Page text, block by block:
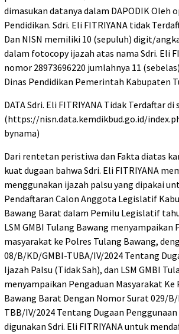
dimasukan datanya dalam DAPODIK Oleh
Pendidikan. Sdri. Eli FITRIYANA tidak
Dan NISN memiliki 10 (sepuluh) digit/
dalam fotocopy ijazah atas nama Sdri. Eli
nomor 28973696220 jumlahnya 11
Dinas Pendidikan Pemerintah Kabupaten
DATA Sdri. Eli FITRIYANA Tidak Terdaftar
(https://nisn.data.kemdikbud.go.id/
bynama)
Dari rentetan peristiwa dan Fakta diatas
kuat dugaan bahwa Sdri. Eli FITRIYANA
menggunakan ijazah palsu yang dipakai
Pendaftaran Calon Anggota Legislatif
Bawang Barat dalam Pemilu Legislatif
LSM GMBI Tulang Bawang menyampaikan
masyarakat ke Polres Tulang Bawang,
08/B/KD/GMBI-TUBA/IV/2024 Tentang
Ijazah Palsu (Tidak Sah), dan LSM GMBI
menyampaikan Pengaduan Masyarakat Ke
Bawang Barat Dengan Nomor Surat 029/
TBB/IV/2024 Tentang Dugaan
digunakan Sdri. Eli FITRIYANA untuk